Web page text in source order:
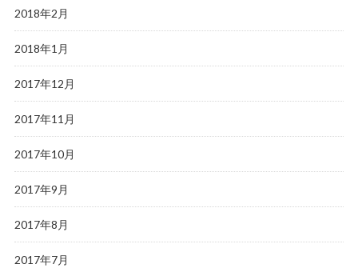
2018年2月
2018年1月
2017年12月
2017年11月
2017年10月
2017年9月
2017年8月
2017年7月